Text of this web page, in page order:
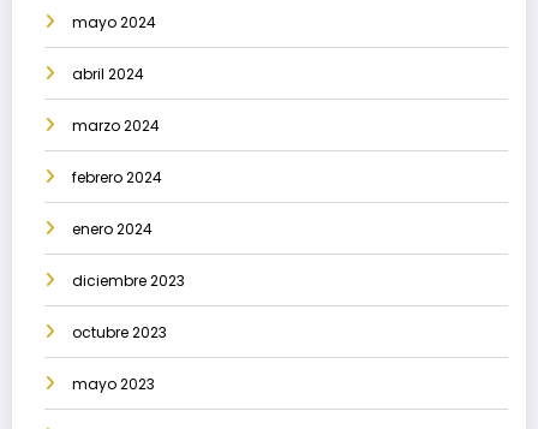
mayo 2024
abril 2024
marzo 2024
febrero 2024
enero 2024
diciembre 2023
octubre 2023
mayo 2023